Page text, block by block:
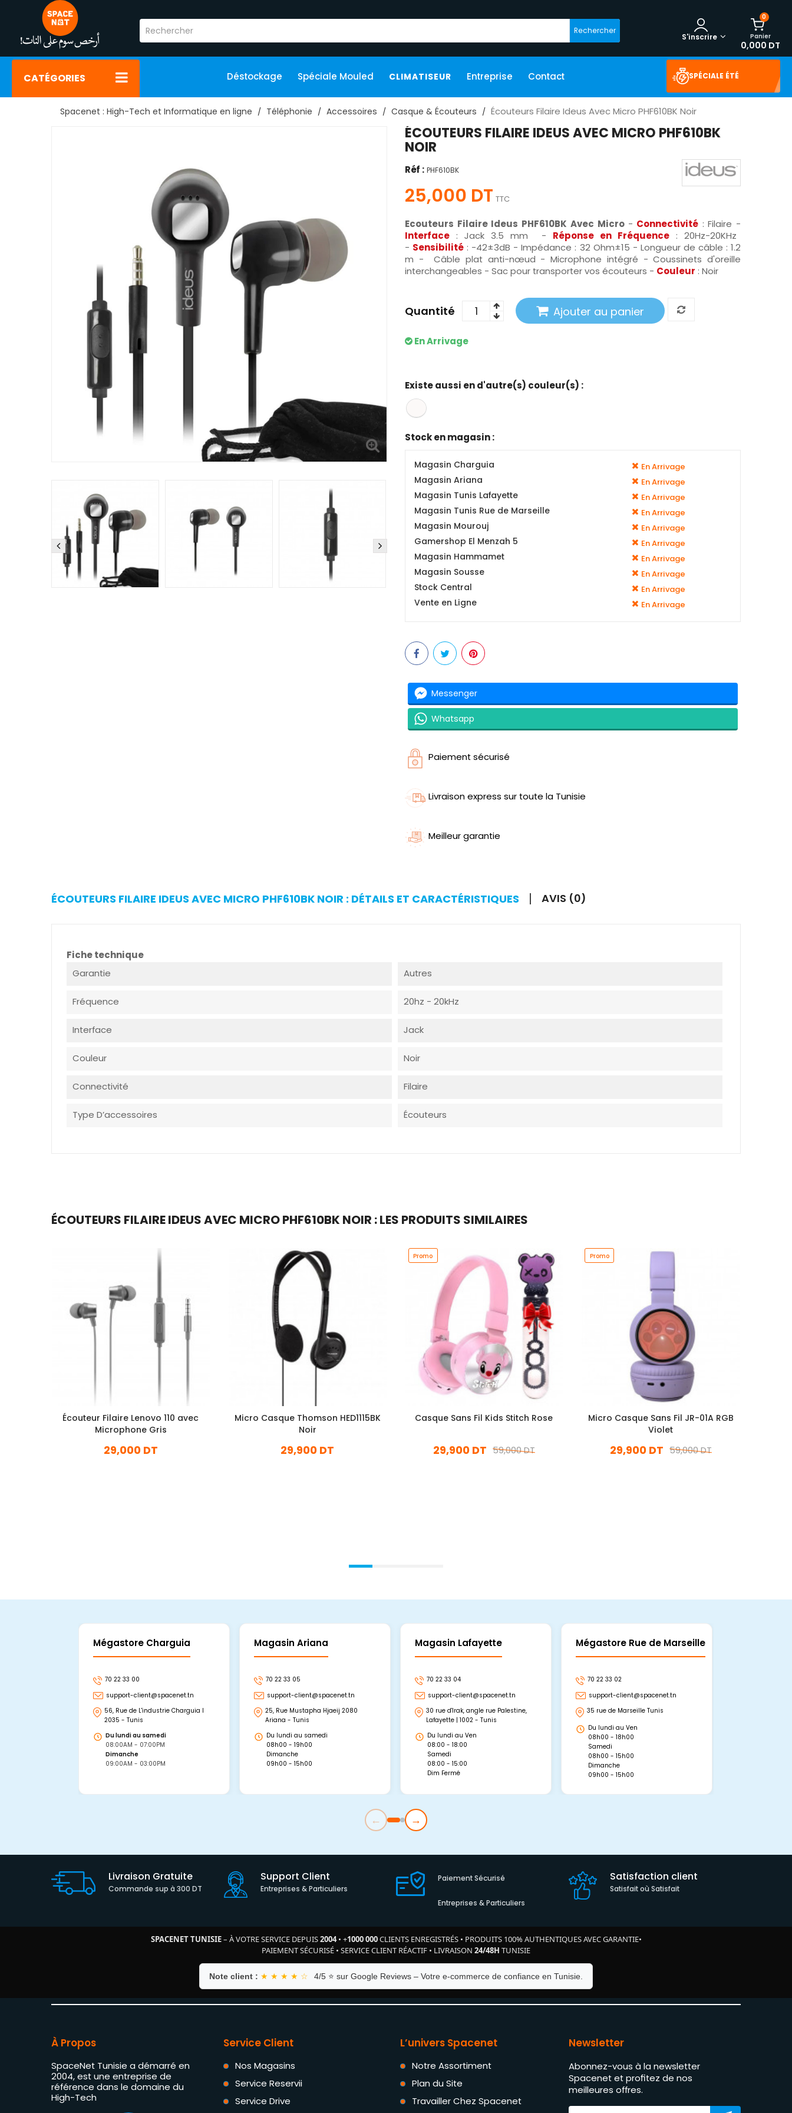
Rechercher
0
Panier
0,000 DT
S'inscrire
CATÉGORIES Déstockage Spéciale Mouled CLIMATISEUR Entreprise Contact SPÉCIALE ÉTÉ
Spacenet : High-Tech et Informatique en ligne Téléphonie Accessoires Casque & Écouteurs Écouteurs Filaire Ideus Avec Micro PHF610BK Noir
ÉCOUTEURS FILAIRE IDEUS AVEC MICRO PHF610BK
NOIR
Réf : PHF610BK
25,000 DT TTC
Ecouteurs Filaire Ideus PHF610BK Avec Micro- Connectivité : Filaire -
Interface : Jack 3.5 mm - Réponse en Fréquence: 20Hz-20KHz
- Sensibilité : -42±3dB - Impédance : 32 Ohm±15 - Longueur de câble : 1.2
m - Câble plat anti-nœud - Microphone intégré - Coussinets d'oreille
interchangeables - Sac pour transporter vos écouteurs - Couleur : Noir
Quantité Ajouter au panier
En Arrivage
Existe aussi en d'autre(s) couleur(s) :
Stock en magasin :
Magasin Charguia En Arrivage
Magasin Ariana En Arrivage
Magasin Tunis Lafayette En Arrivage
Magasin Tunis Rue de Marseille En Arrivage
Magasin Mourouj En Arrivage
Gamershop El Menzah 5 En Arrivage
Magasin Hammamet En Arrivage
Magasin Sousse En Arrivage
Stock Central En Arrivage
Vente en Ligne En Arrivage
Messenger
Whatsapp
Paiement sécurisé
Livraison express sur toute la Tunisie
Meilleur garantie
ÉCOUTEURS FILAIRE IDEUS AVEC MICRO PHF610BK NOIR : DÉTAILS ET CARACTÉRISTIQUES AVIS (0)
Fiche technique
Garantie
Autres
Fréquence 20hz - 20kHz
Interface Jack
Couleur Noir
Connectivité Filaire
Type D’accessoires Écouteurs
ÉCOUTEURS FILAIRE IDEUS AVEC MICRO PHF610BK NOIR : LES PRODUITS SIMILAIRES
Écouteur Filaire Lenovo 110 avec
Microphone Gris
29,000 DT
Micro Casque Thomson HED1115BK
Noir
29,900 DT
Promo
Casque Sans Fil Kids Stitch Rose
59,000 DT
29,900 DT
Promo
Micro Casque Sans Fil JR-01A RGB
Violet
59,000 DT
29,900 DT
Mégastore Charguia
70 22 33 00
support-client@spacenet.tn
56, Rue de L'industrie Charguia I
2035 - Tunis
Du lundi au samedi
08:00AM - 07:00PM
Dimanche
09:00AM - 03:00PM
Magasin Ariana
70 22 33 05
support-client@spacenet.tn
25, Rue Mustapha Hjaeij 2080
Ariana - Tunis
Du lundi au samedi
08h00 - 19h00
Dimanche
09h00 - 15h00
Magasin Lafayette
70 22 33 04
support-client@spacenet.tn
30 rue d'Irak, angle rue Palestine,
Lafayette | 1002 - Tunis
Du lundi au Ven
08:00 - 18:00
Samedi
08:00 - 15:00
Dim Fermé
Mégastore Rue de Marseille
70 22 33 02
support-client@spacenet.tn
35 rue de Marseille Tunis
Du lundi au Ven
08h00 - 18h00
Samedi
08h00 - 15h00
Dimanche
09h00 - 15h00
← →
Livraison Gratuite
Commande sup à 300 DT
Support Client
Entreprises & Particuliers
Paiement Sécurisé
Entreprises & Particuliers
Satisfaction client
Satisfait où Satisfait
SPACENET TUNISIE– À VOTRE SERVICE DEPUIS2004• +1000 000CLIENTS ENREGISTRÉS• PRODUITS 100% AUTHENTIQUES AVEC GARANTIE•
PAIEMENT SÉCURISÉ • SERVICE CLIENT RÉACTIF • LIVRAISON 24/48H TUNISIE
Note client : ★ ★ ★ ★ ☆ 4/5 ⭐ sur Google Reviews – Votre e-commerce de confiance en Tunisie.
À Propos
SpaceNet Tunisie a démarré en
2004, est une entreprise de
référence dans le domaine du
High-Tech
Service Client
Nos Magasins
Service Reservii
Service Drive
L’univers Spacenet
Notre Assortiment
Plan du Site
Travailler Chez Spacenet
Newsletter
Abonnez-vous à la newsletter
Spacenet et profitez de nos
meilleures offres.